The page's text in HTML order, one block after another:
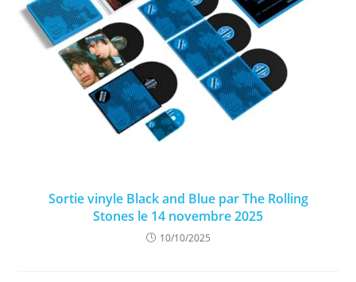
Sortie vinyle Black and Blue par The Rolling
Stones le 14 novembre 2025
10/10/2025